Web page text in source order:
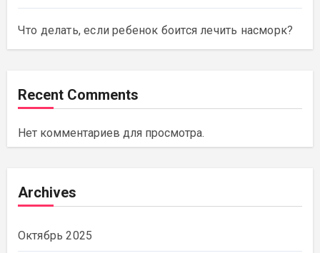
Что делать, если ребенок боится лечить насморк?
Recent Comments
Нет комментариев для просмотра.
Archives
Октябрь 2025